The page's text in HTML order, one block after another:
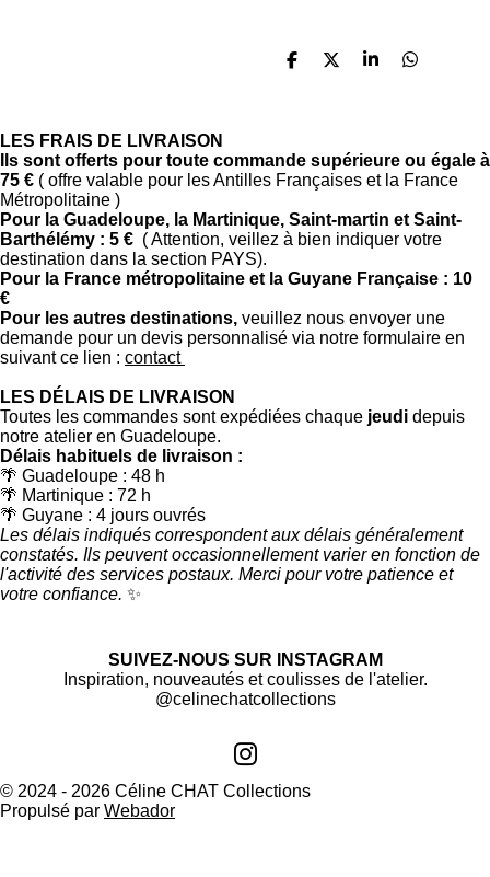
P
g
e
r
P
g
e
r
P
g
e
r
P
g
e
LES FRAIS DE LIVRAISON
ls sont offerts pour toute commande supérieure ou égale à
75 € ( offre valable pour les Antilles Françaises et la France
Métropolitaine )
Pour la Guadeloupe, la Martinique, Saint-martin et Saint-
Barthélémy : 5 € ( Attention, veillez à bien indiquer votre
destination dans la section PAYS).
Pour la France métropolitaine et la Guyane Française : 10
€
Pour les autres destinations, veuillez nous envoyer une
demande pour un devis personnalisé via notre formulaire en
suivant ce lien : contact
LES DÉLAIS DE LIVRAISON
Toutes les commandes sont expédiées chaque jeudi depuis
notre atelier en Guadeloupe.
Délais habituels de livraison :
🌴 Guadeloupe : 48 h
🌴 Martinique : 72 h
🌴 Guyane : 4 jours ouvrés
Les délais indiqués correspondent aux délais généralement
constatés. Ils peuvent occasionnellement varier en fonction de
l'activité des services postaux. Merci pour votre patience et
votre confiance. ✨
SUIVEZ-NOUS SUR INSTAGRAM
Inspiration, nouveautés et coulisses de l'atelier.
@celinechatcollections
I
n
© 2024 - 2026 Céline CHAT Collections
Propulsé par Webador